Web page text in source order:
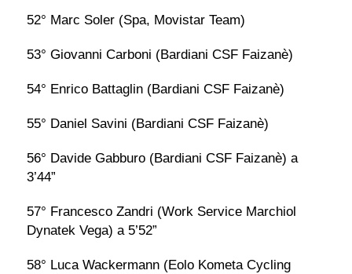
52° Marc Soler (Spa, Movistar Team)
53° Giovanni Carboni (Bardiani CSF Faizanè)
54° Enrico Battaglin (Bardiani CSF Faizanè)
55° Daniel Savini (Bardiani CSF Faizanè)
56° Davide Gabburo (Bardiani CSF Faizanè) a
3’44”
57° Francesco Zandri (Work Service Marchiol
Dynatek Vega) a 5’52”
58° Luca Wackermann (Eolo Kometa Cycling